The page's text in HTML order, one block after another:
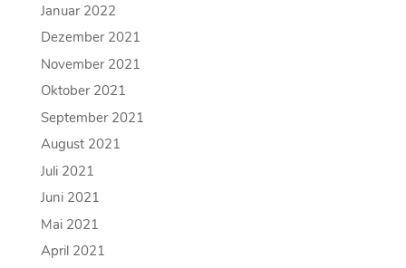
Januar 2022
Dezember 2021
November 2021
Oktober 2021
September 2021
August 2021
Juli 2021
Juni 2021
Mai 2021
April 2021